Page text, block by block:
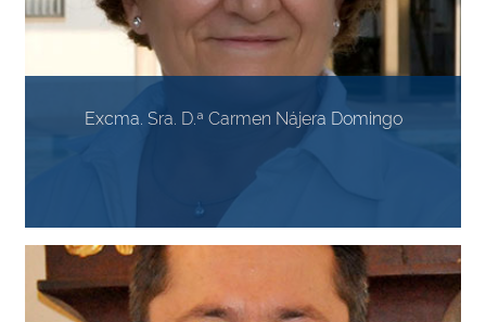
Excma. Sra. D.ª Carmen Nájera Domingo